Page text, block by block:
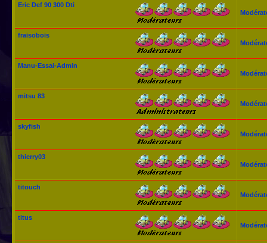
Eric Def 90 300 Dti
fraisobois
Manu-Essai-Admin
mitsu 83
skyfish
thierry03
titouch
titus